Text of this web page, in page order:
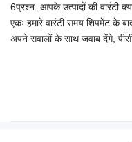
6प्रश्न: आपके उत्पादों की वारंटी
एकः हमारे वारंटी समय शिपमेंट के
अपने सवालों के साथ जवाब देंगे, पीसी